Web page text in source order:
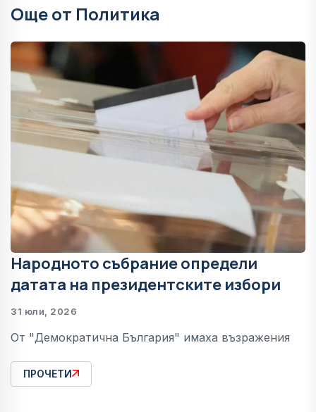
Още от Политика
Народното събрание определи
датата на президентските избори
31 юли, 2026
От "Демократична България" имаха възражения
ПРОЧЕТИ